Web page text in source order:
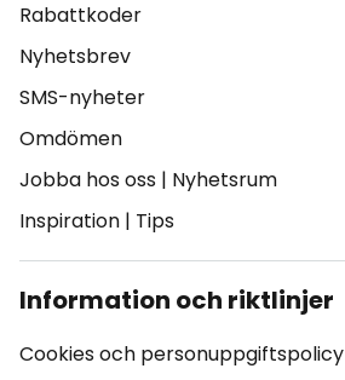
Rabattkoder
Nyhetsbrev
SMS-nyheter
Omdömen
Jobba hos oss | Nyhetsrum
Inspiration | Tips
Information och riktlinjer
Cookies och personuppgiftspolicy